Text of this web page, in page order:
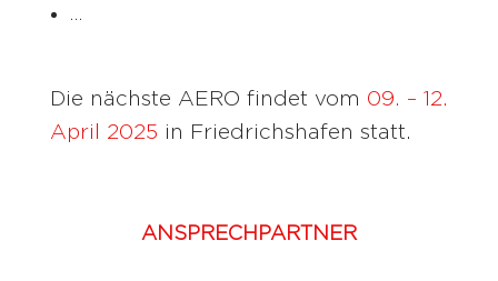
…
Die nächste AERO findet vom 09. – 12.
April 2025 in Friedrichshafen statt.
ANSPRECHPARTNER